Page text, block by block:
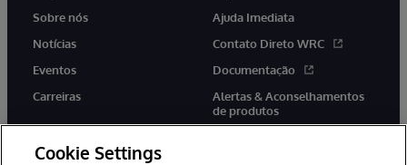
Sobre nós
Notícias
Eventos
Carreiras
Ajuda Imediata
Contato Direto WRC
Documentação
Alertas & Aconselhamentos
de produtos
Cookie Settings